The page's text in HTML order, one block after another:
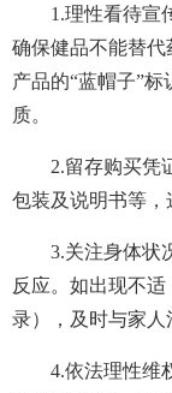
1.理性看待宣传
确保健品不能替
产品的“蓝帽子”
质。
2.留存购买凭证
包装及说明书等，
3.关注身体状况
反应。如出现不
录），及时与家人
4.依法理性维权